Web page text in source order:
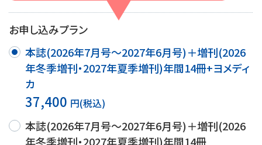
お申し込みプラン
本誌(2026年7月号～2027年6月号)＋増刊(2026
年冬季増刊・2027年夏季増刊)年間14冊+ヨメディ
カ
37,400 円(税込)
本誌(2026年7月号～2027年6月号)＋増刊(2026
年冬季増刊・2027年夏季増刊)年間14冊